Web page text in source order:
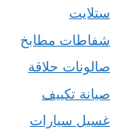
ستلايت
شفاطات مطابخ
صالونات حلاقة
صيانة تكييف
غسيل سيارات